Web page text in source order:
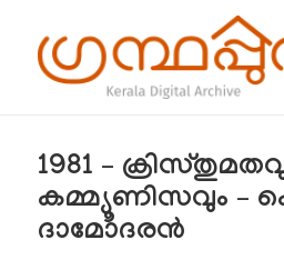
1981 –
കമ്മ്യൂണിസവും –
ദാമോദരൻ